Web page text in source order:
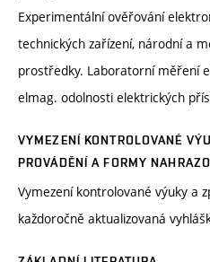
Experimentální ověřování
technických zařízení, národní a
prostředky. Laboratorní měření
elmag. odolnosti elektrických
VYMEZENÍ KONTROLOVANÉ
PROVÁDĚNÍ A FORMY
Vymezení kontrolované výuky a
každoročně aktualizovaná